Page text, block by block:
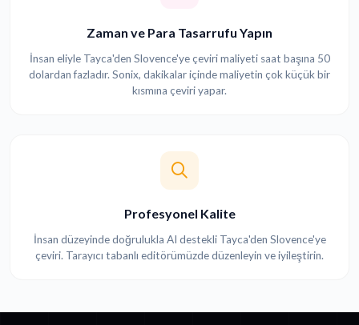
Zaman ve Para Tasarrufu Yapın
İnsan eliyle Tayca'den Slovence'ye çeviri maliyeti saat başına 50
dolardan fazladır. Sonix, dakikalar içinde maliyetin çok küçük bir
kısmına çeviri yapar.
Profesyonel Kalite
İnsan düzeyinde doğrulukla AI destekli Tayca'den Slovence'ye
çeviri. Tarayıcı tabanlı editörümüzde düzenleyin ve iyileştirin.